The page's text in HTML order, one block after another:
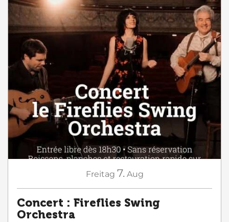
Freitag 7. Aug
Concert : Fireflies Swing
Orchestra